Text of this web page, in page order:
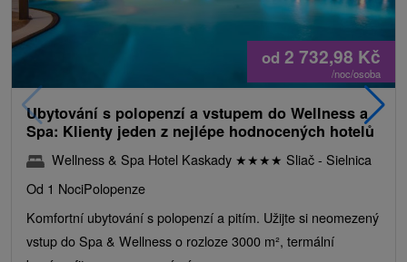
od 2 732,98 Kč
/noc/osoba
Ubytování s polopenzí a vstupem do Wellness a
Spa: Klienty jeden z nejlépe hodnocených hotelů
Wellness & Spa Hotel Kaskady ★★★★ Sliač - Sielnica
Od 1 NociPolopenze
Komfortní ubytování s polopenzí a pitím. Užijte si neomezený
vstup do Spa & Wellness o rozloze 3000 m², termální